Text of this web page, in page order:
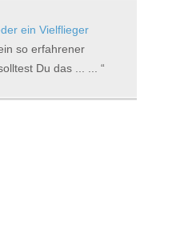
ein Vielflieger
so erfahrener
Du das ... ...